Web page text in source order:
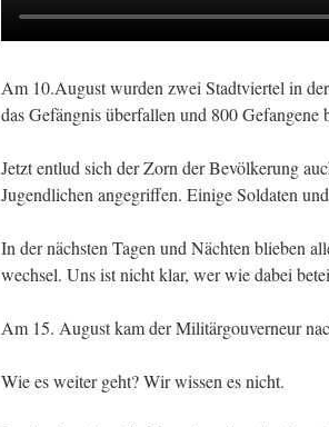
Am 10.August wur­den zwei Stadtviertel in
das Gefängnis über­fallen und 800
Jetzt entlud sich der Zorn der Bevölkerung
Jugendlichen angegriffen. Einige Soldaten
In der nächsten Tagen und Nächten blieben
wech­sel. Uns ist nicht klar, wer wie dabei
Am 15. August kam der Militärgouverneur
Wie es weiter geht? Wir wissen es nicht.